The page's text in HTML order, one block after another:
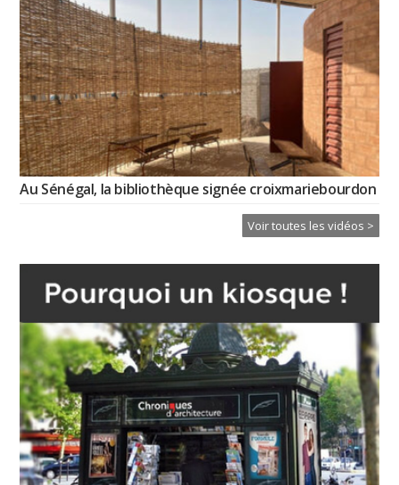
Au Sénégal, la bibliothèque signée croixmariebourdon
Voir toutes les vidéos >